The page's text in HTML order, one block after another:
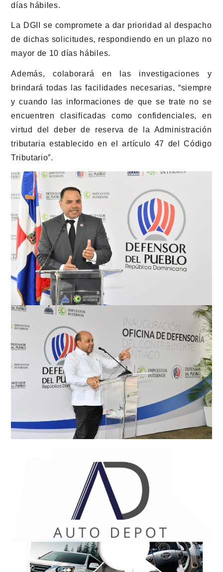
días hábiles.
La DGII se compromete a dar prioridad al despacho
de dichas solicitudes, respondiendo en un plazo no
mayor de 10 días hábiles.
Además, colaborará en las investigaciones y
brindará todas las facilidades necesarias, “siempre
y cuando las informaciones de que se trate no se
encuentren clasificadas como confidenciales, en
virtud del deber de reserva de la Administración
tributaria establecido en el artículo 47 del Código
Tributario”.